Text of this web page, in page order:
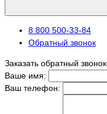
8 800 500-33-84
Обратный звонок
Заказать обратный звонок
Ваше имя:
Ваш телефон: